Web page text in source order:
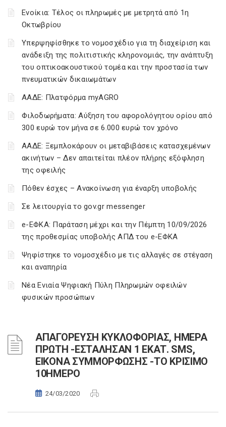
Ενοίκια: Τέλος οι πληρωμές με μετρητά από 1η
Οκτωβρίου
Υπερψηφίσθηκε το νομοσχέδιο για τη διαχείριση και
ανάδειξη της πολιτιστικής κληρονομιάς, την ανάπτυξη
του οπτικοακουστικού τομέα και την προστασία των
πνευματικών δικαιωμάτων
ΑΑΔΕ: Πλατφόρμα myAGRO
Φιλοδωρήματα: Αύξηση του αφορολόγητου ορίου από
300 ευρώ τον μήνα σε 6.000 ευρώ τον χρόνο
ΑΑΔΕ: Ξεμπλοκάρουν οι μεταβιβάσεις κατασχεμένων
ακινήτων – Δεν απαιτείται πλέον πλήρης εξόφληση
της οφειλής
Πόθεν έσχες – Ανακοίνωση για έναρξη υποβολής
Σε λειτουργία το gov.gr messenger
e-ΕΦΚΑ: Παράταση μέχρι και την Πέμπτη 10/09/2026
της προθεσμίας υποβολής ΑΠΔ του e-ΕΦΚΑ
Ψηφίστηκε το νομοσχέδιο με τις αλλαγές σε στέγαση
και αναπηρία
Νέα Ενιαία Ψηφιακή Πύλη Πληρωμών οφειλών
φυσικών προσώπων
ΑΠΑΓΟΡΕΥΣΗ ΚΥΚΛΟΦΟΡΙΑΣ, ΗΜΕΡΑ
ΠΡΩΤΗ -ΕΣΤΑΛΗΣΑΝ 1 ΕΚΑΤ. SMS,
ΕΙΚΟΝΑ ΣΥΜΜΟΡΦΩΣΗΣ -ΤΟ ΚΡΙΣΙΜΟ
10ΗΜΕΡΟ
24/03/2020